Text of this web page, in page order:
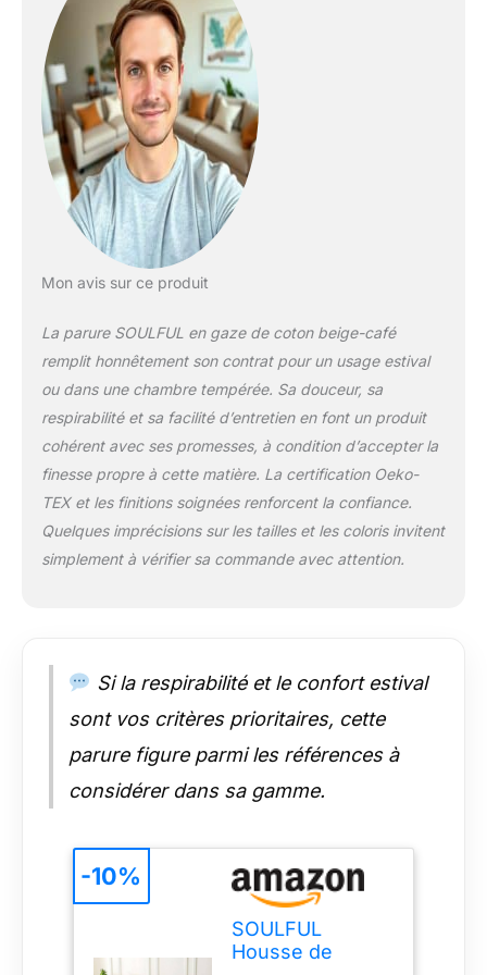
âges ! 【Procédé de
Lavage au Sable】Le
housse de couette
tissu a été traité avec
un procédé spécial.
Cela lui donne un
toucher qui
ressemble un peu à
celui du lin. La
surface est
Facile à entretenir.
Invisible et 4
Attaches d'angle】
Cette SOULFUL
housse de couette
une Fermeture éclair
d'angle. La fermeture
éclair facilite le
chargement et le
couvre-lit. 【Sécurité
et Protection de
SOULFUL Literie est
fabriquée dans des
usines conformes à
100, un système de
certification
indépendant qui
garantit que les
textiles répondent à
Mon avis sur ce produit
La parure SOULFUL en gaze de coton beige-café
remplit honnêtement son contrat pour un usage estival
ou dans une chambre tempérée. Sa douceur, sa
respirabilité et sa facilité d’entretien en font un produit
cohérent avec ses promesses, à condition d’accepter la
finesse propre à cette matière. La certification Oeko-
TEX et les finitions soignées renforcent la confiance.
Quelques imprécisions sur les tailles et les coloris invitent
simplement à vérifier sa commande avec attention.
Si la respirabilité et le confort estival
sont vos critères prioritaires, cette
parure figure parmi les références à
considérer dans sa gamme.
SOULFUL
Housse de
-10%